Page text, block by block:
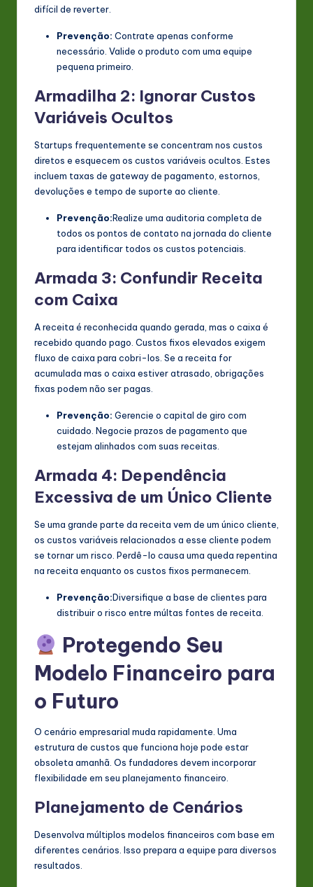
difícil de reverter.
Prevenção: Contrate apenas conforme
necessário. Valide o produto com uma equipe
pequena primeiro.
Armadilha 2: Ignorar Custos
Variáveis Ocultos
Startups frequentemente se concentram nos custos
diretos e esquecem os custos variáveis ocultos. Estes
incluem taxas de gateway de pagamento, estornos,
devoluções e tempo de suporte ao cliente.
Prevenção:Realize uma auditoria completa de
todos os pontos de contato na jornada do cliente
para identificar todos os custos potenciais.
Armada 3: Confundir Receita
com Caixa
A receita é reconhecida quando gerada, mas o caixa é
recebido quando pago. Custos fixos elevados exigem
fluxo de caixa para cobri-los. Se a receita for
acumulada mas o caixa estiver atrasado, obrigações
fixas podem não ser pagas.
Prevenção: Gerencie o capital de giro com
cuidado. Negocie prazos de pagamento que
estejam alinhados com suas receitas.
Armada 4: Dependência
Excessiva de um Único Cliente
Se uma grande parte da receita vem de um único cliente,
os custos variáveis relacionados a esse cliente podem
se tornar um risco. Perdê-lo causa uma queda repentina
na receita enquanto os custos fixos permanecem.
Prevenção:Diversifique a base de clientes para
distribuir o risco entre múltas fontes de receita.
Protegendo Seu
Modelo Financeiro para
o Futuro
O cenário empresarial muda rapidamente. Uma
estrutura de custos que funciona hoje pode estar
obsoleta amanhã. Os fundadores devem incorporar
flexibilidade em seu planejamento financeiro.
Planejamento de Cenários
Desenvolva múltiplos modelos financeiros com base em
diferentes cenários. Isso prepara a equipe para diversos
resultados.